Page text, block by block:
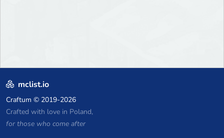
mclist.io
Craftum © 2019-2026
Crafted with love in Poland,
for those who come after